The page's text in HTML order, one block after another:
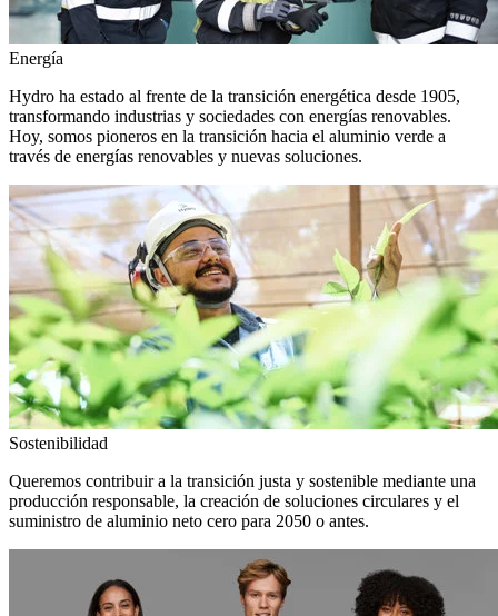
Energía
Hydro ha estado al frente de la transición energética desde 1905,
transformando industrias y sociedades con energías renovables.
Hoy, somos pioneros en la transición hacia el aluminio verde a
través de energías renovables y nuevas soluciones.
Sostenibilidad
Queremos contribuir a la transición justa y sostenible mediante una
producción responsable, la creación de soluciones circulares y el
suministro de aluminio neto cero para 2050 o antes.